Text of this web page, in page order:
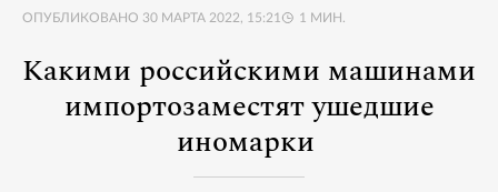
ОПУБЛИКОВАНО 30 МАРТА 2022, 15:21 1 МИН.
Какими российскими машинами
импортозаместят ушедшие
иномарки